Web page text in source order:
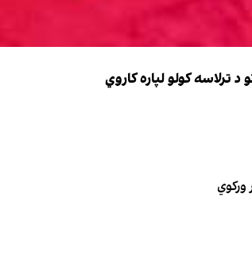
ترلاسه کولو لپاره کاروي
ورکوي